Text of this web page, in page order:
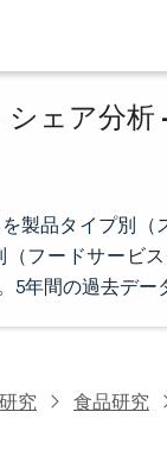
ェア分
製品タイプ別
フードサービ
年間の過去デー
究 食品研究